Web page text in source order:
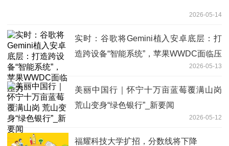
2026-05-14
实时：谷歌将Gemini植入安卓底层：打
造跨设备“智能系统”，苹果WWDC面临压
2026-05-13
美丽中国行｜怀宁十万亩蓝莓覆满山岗
荒山变身“绿色银行”_新要闻
2026-05-12
福耀科技大学扩招，分数线将下降